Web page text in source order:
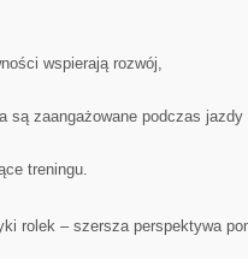
wspierają rozwój,
są zaangażowane podczas
treningu.
rolek – szersza perspektywa